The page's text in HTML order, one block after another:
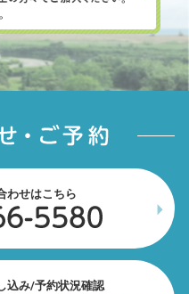
わせはこちら
込み/予約状況確認